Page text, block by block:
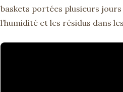
baskets portées plusieurs
l’humidité et les résidus dans